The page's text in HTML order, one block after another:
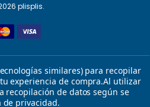
plisplis.
similares) para recopilar
experiencia de compra.Al utilizar
recopilación de datos según se
de privacidad.